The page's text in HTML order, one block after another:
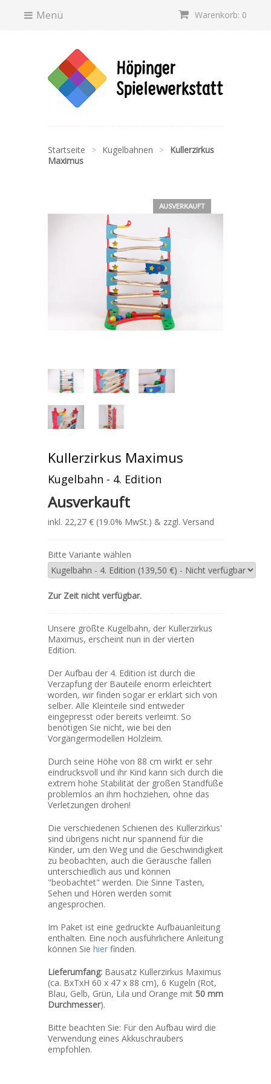
Warenkorb: 0
Menü
Startseite > Kugelbahnen > Kullerzirkus
Maximus
AUSVERKAUFT
Kullerzirkus Maximus
Kugelbahn - 4. Edition
Ausverkauft
inkl. 22,27 € (19.0% MwSt.) & zzgl. Versand
Bitte Variante wählen
Zur Zeit nicht verfügbar.
Unsere größte Kugelbahn, der Kullerzirkus
Maximus, erscheint nun in der vierten
Edition.
Der Aufbau der 4. Edition ist durch die
Verzapfung der Bauteile enorm erleichtert
worden, wir finden sogar er erklärt sich von
selber. Alle Kleinteile sind entweder
eingepresst oder bereits verleimt. So
benötigen Sie nicht, wie bei den
Vorgängermodellen Holzleim.
Durch seine Höhe von 88 cm wirkt er sehr
eindrucksvoll und ihr Kind kann sich durch die
extrem hohe Stabilität der großen Standfüße
problemlos an ihm hochziehen, ohne das
Verletzungen drohen!
Die verschiedenen Schienen des Kullerzirkus'
sind übrigens nicht nur spannend für die
Kinder, um den Weg und die Geschwindigkeit
zu beobachten, auch die Geräusche fallen
unterschiedlich aus und können
"beobachtet" werden. Die Sinne Tasten,
Sehen und Hören werden somit
angesprochen.
Im Paket ist eine gedruckte Aufbauanleitung
enthalten. Eine noch ausführlichere Anleitung
können Sie hier finden.
Lieferumfang: Bausatz Kullerzirkus Maximus
(ca. BxTxH 60 x 47 x 88 cm), 6 Kugeln (Rot,
Blau, Gelb, Grün, Lila und Orange mit 50 mm
Durchmesser).
Bitte beachten Sie: Für den Aufbau wird die
Verwendung eines Akkuschraubers
empfohlen.